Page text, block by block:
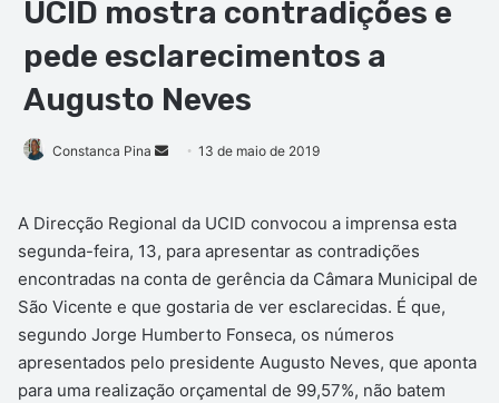
UCID mostra contradições e
pede esclarecimentos a
Augusto Neves
Constanca Pina
Mande
mail
13 de maio de 2019
A Direcção Regional da UCID convocou a imprensa esta
segunda-feira, 13, para apresentar as contradições
encontradas na conta de gerência da Câmara Municipal de
São Vicente e que gostaria de ver esclarecidas. É que,
segundo Jorge Humberto Fonseca, os números
apresentados pelo presidente Augusto Neves, que aponta
para uma realização orçamental de 99,57%, não batem